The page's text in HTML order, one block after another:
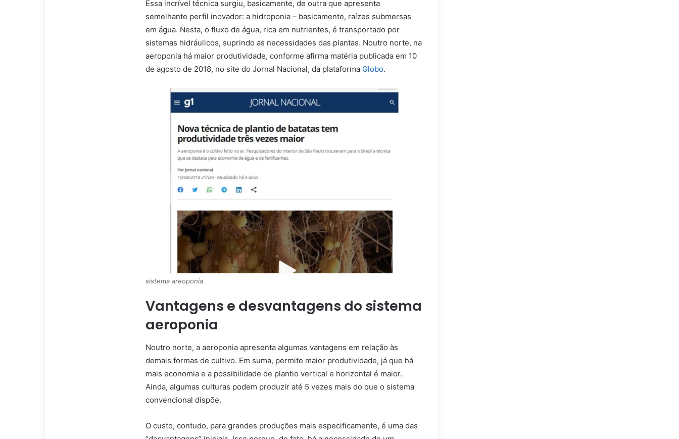
Essa incrível técnica surgiu, basicamente, de outra que apresenta
semelhante perfil inovador: a hidroponia – basicamente, raízes submersas
em água. Nesta, o fluxo de água, rica em nutrientes, é transportado por
sistemas hidráulicos, suprindo as necessidades das plantas. Noutro norte, na
aeroponia há maior produtividade, conforme afirma matéria publicada em 10
de agosto de 2018, no site do Jornal Nacional, da plataforma Globo.
sistema areoponia
Vantagens e desvantagens do sistema
aeroponia
Noutro norte, a aeroponia apresenta algumas vantagens em relação às
demais formas de cultivo. Em suma, permite maior produtividade, já que há
mais economia e a possibilidade de plantio vertical e horizontal é maior.
Ainda, algumas culturas podem produzir até 5 vezes mais do que o sistema
convencional dispõe.
O custo, contudo, para grandes produções mais especificamente, é uma das